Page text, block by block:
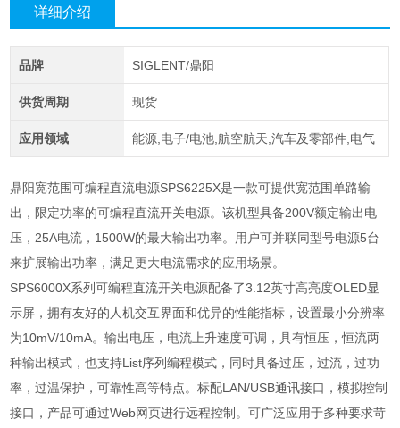
详细介绍
品牌 SIGLENT/鼎阳
供货周期 现货
应用领域 能源,电子/电池,航空航天,汽车及零部件,电气
鼎阳宽范围可编程直流电源SPS6225X是一款可提供宽范围单路输
出，限定功率的可编程直流开关电源。该机型具备200V额定输出电
压，25A电流，1500W的最大输出功率。用户可并联同型号电源5台
来扩展输出功率，满足更大电流需求的应用场景。
SPS6000X系列可编程直流开关电源配备了3.12英寸高亮度OLED显
示屏，拥有友好的人机交互界面和优异的性能指标，设置最小分辨率
为10mV/10mA。输出电压，电流上升速度可调，具有恒压，恒流两
种输出模式，也支持List序列编程模式，同时具备过压，过流，过功
率，过温保护，可靠性高等特点。标配LAN/USB通讯接口，模拟控制
接口，产品可通过Web网页进行远程控制。可广泛应用于多种要求苛